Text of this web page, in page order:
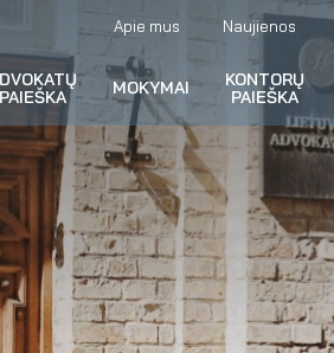
Apie mus Naujienos
PAIEŠKA
MOKYMAI
KONTORŲ
PAIEŠKA